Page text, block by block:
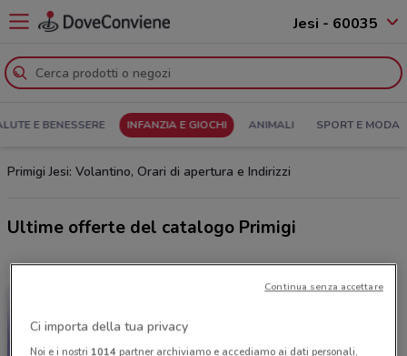
Jesi - 60035
E BENESSERE INFANZIA E GIOCHI ANIMALI SPORT E MODA
Primigi Jesi: Volantino, Orari di apertura e Indirizzi
Ultime offerte del catalogo Primigi
Ci importa della tua privacy
Noi e i nostri 1014partner archiviamo e accediamo ai dati personali,
Continua senza accettare